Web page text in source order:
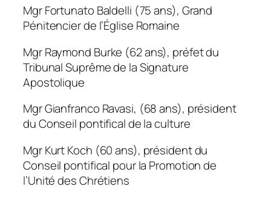
Mgr Fortunato Baldelli (75 ans), Grand
Pénitencier de l’Église Romaine
Mgr Raymond Burke (62 ans), préfet du
Tribunal Suprême de la Signature
Apostolique
Mgr Gianfranco Ravasi, (68 ans), président
du Conseil pontifical de la culture
Mgr Kurt Koch (60 ans), président du
Conseil pontifical pour la Promotion de
l’Unité des Chrétiens